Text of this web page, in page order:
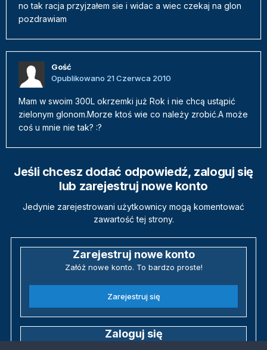
no tak racja przyjzałem sie i widac a wiec czekaj na glon
pozdrawiam
Gość
Opublikowano 21 Czerwca 2010
Mam w swoim 300L okrzemki już Rok i nie chcą ustąpić
zielonym glonom.Morze ktoś wie co należy zrobić.A może
coś u mnie nie tak? :?
Jeśli chcesz dodać odpowiedź, zaloguj się
lub zarejestruj nowe konto
Jedynie zarejestrowani użytkownicy mogą komentować
zawartość tej strony.
Zarejestruj nowe konto
Załóż nowe konto. To bardzo proste!
Zarejestruj się
Zaloguj się